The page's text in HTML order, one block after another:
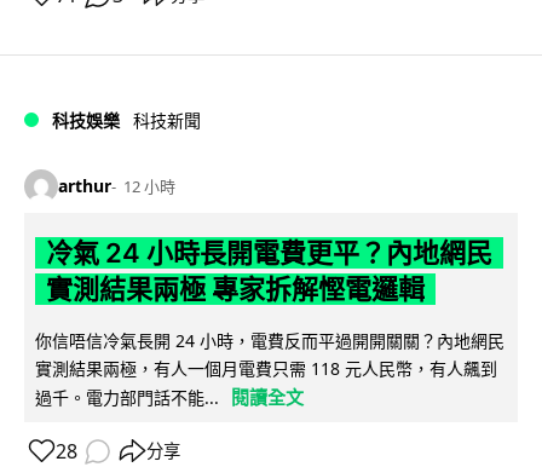
科技娛樂 科技新聞
arthur 12 小時
冷氣 24 小時長開電費更平？內地網民
實測結果兩極 專家拆解慳電邏輯
你信唔信冷氣長開 24 小時，電費反而平過開開關關？內地網民
實測結果兩極，有人一個月電費只需 118 元人民幣，有人飆到
過千。電力部門話不能...
閱讀全文
28 分享